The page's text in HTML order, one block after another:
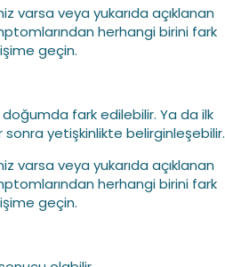
varsa veya yukarıda açıklanan
herhangi birini fark
geçin.
fark edilebilir. Ya da ilk
yetişkinlikte belirginleşebilir.
varsa veya yukarıda açıklanan
herhangi birini fark
geçin.